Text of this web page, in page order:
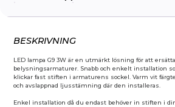
BESKRIVNING
LED lampa G9 3W är en utmärkt lösning för att
belysningsarmaturer. Snabb och enkelt installation
klickar fast stiften i armaturens sockel. Varm vit
och avslappnad ljusstämning där den installeras.
Enkel installation då du endast behöver in stiften i din